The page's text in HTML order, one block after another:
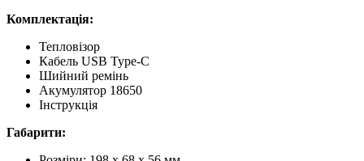
Комплектація:
Тепловізор
Кабель USB Type-C
Шийний ремінь
Акумулятор 18650
Інструкція
Габарити: